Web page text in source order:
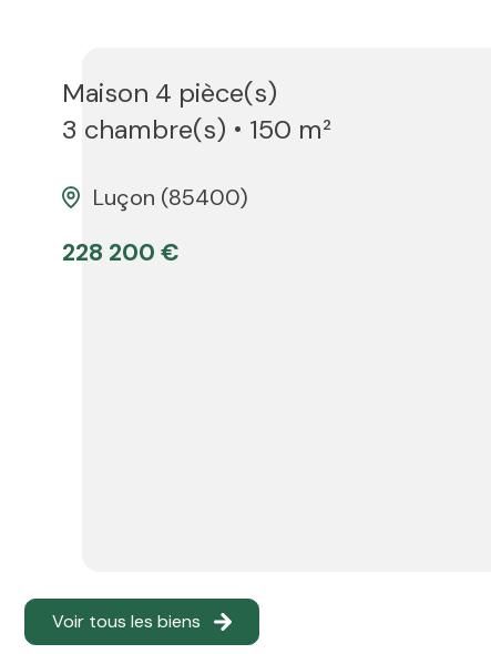
Voir tous les biens